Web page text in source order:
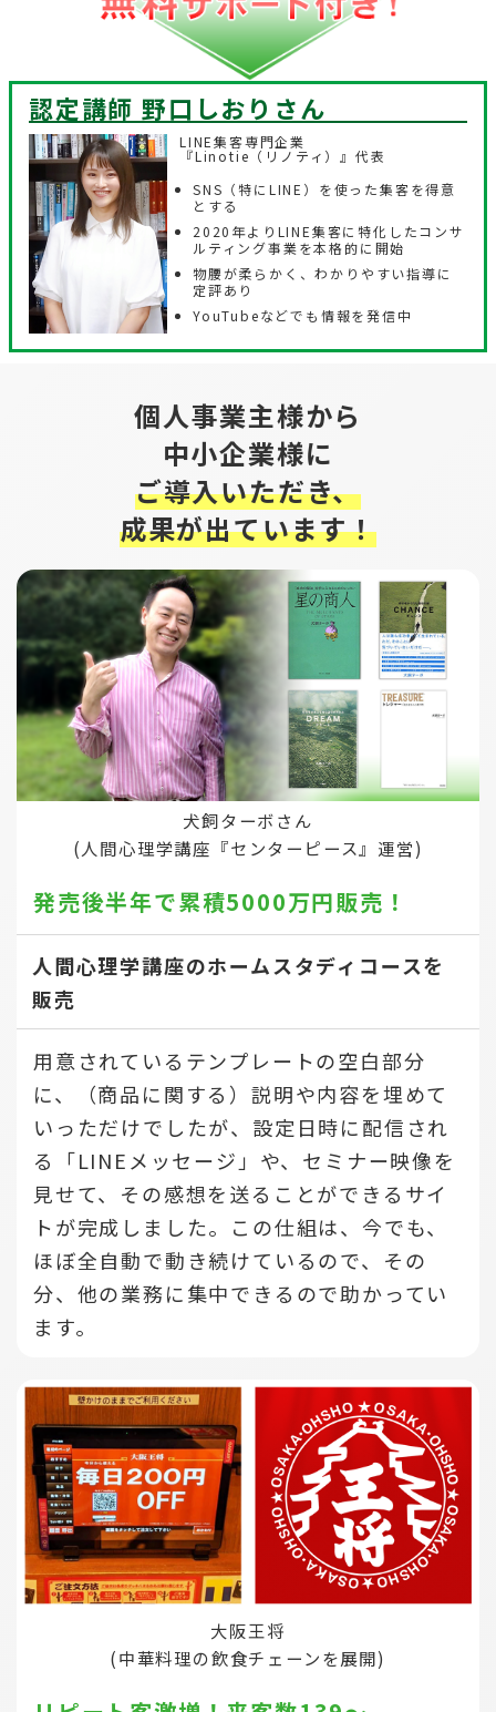
認定講師 野口しおり さん
LINE集客専門企業
『Linotie（リノティ）』代表
SNS（特にLINE）を使った集客を得意
とする
2020年よりLINE集客に特化したコンサ
ルティング事業を本格的に開始
物腰が柔らかく、わかりやすい指導に
定評あり
YouTubeなどでも情報を発信中
個人事業主様から
中小企業様に
ご導入いただき、
成果が出ています！
犬飼ターボさん
(人間心理学講座『センターピース』運営)
発売後半年で累積5000万円販売！
人間心理学講座のホームスタディコースを
販売
用意されているテンプレートの空白部分
に、（商品に関する）説明や内容を埋めて
いっただけでしたが、設定日時に配信され
る「LINEメッセージ」や、セミナー映像を
見せて、その感想を送ることができるサイ
トが完成しました。この仕組は、今でも、
ほぼ全自動で動き続けているので、その
分、他の業務に集中できるので助かってい
ます。
大阪王将
(中華料理の飲食チェーンを展開)